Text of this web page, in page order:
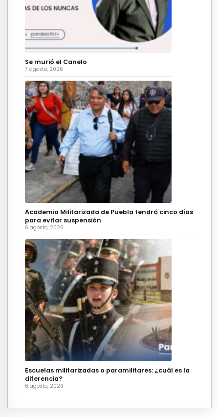
Se murió el Canelo
7 agosto, 2026
Academia Militarizada de Puebla tendrá cinco días
para evitar suspensión
6 agosto, 2026
Escuelas militarizadas o paramilitares: ¿cuál es la
diferencia?
6 agosto, 2026